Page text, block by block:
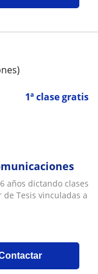
1ª clase gratis
años dictando clases
Tesis vinculadas a